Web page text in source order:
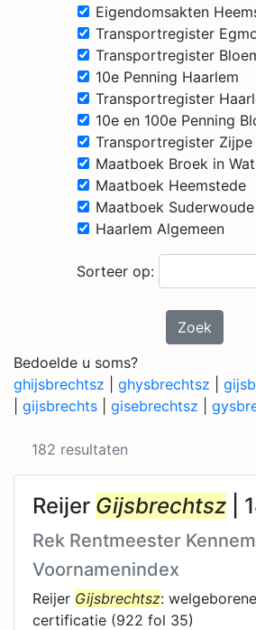
Eigendomsakten
Transportregister
Transportregister
10e Penning Haarlem
Transportregister
10e en 100e Penning
Transportregister Zijpe
Maatboek Broek in
Maatboek Heemstede
Maatboek Suderwoude
Haarlem Algemeen
Sorteer op:
Zoek
Bedoelde u soms?
ghijsbrechtsz
ghysbrechtsz
gijsbrechts gisebrechtsz
182 resultaten
Reijer Gijsbrechtsz |
Rek Rentmeester
Voornamenindex
Reijer Gijsbrechtsz:
certificatie (922 fol 35)